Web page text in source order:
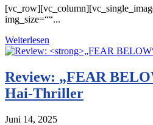
img_size=““...
Weiterlesen
Review: „FEAR
Hai-Thriller
Juni 14, 2025